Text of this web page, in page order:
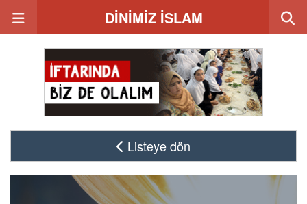
DİNİMİZ İSLAM
Listeye dön